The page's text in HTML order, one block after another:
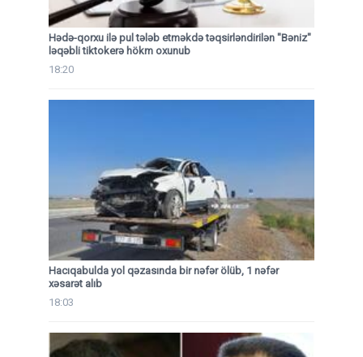
Hədə-qorxu ilə pul tələb etməkdə təqsirləndirilən "Bəniz"
ləqəbli tiktokerə hökm oxunub
18:20
Hacıqabulda yol qəzasında bir nəfər ölüb, 1 nəfər
xəsarət alıb
18:03